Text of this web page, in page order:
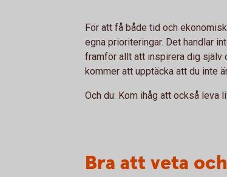
För att få både tid och
egna prioriteringar. Det handlar
framför allt att inspirera dig själv
kommer att upptäcka att du inte
Och du: Kom ihåg att också leva
Bra att veta